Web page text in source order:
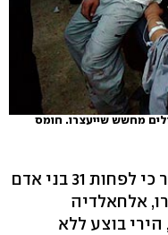
מחשש שייעצרו. חומס
רשת "אל-ערבייה" דיווחה הבוקר כי לפחות 31 בני אדם
אלחאלדיה
בוצע ללא